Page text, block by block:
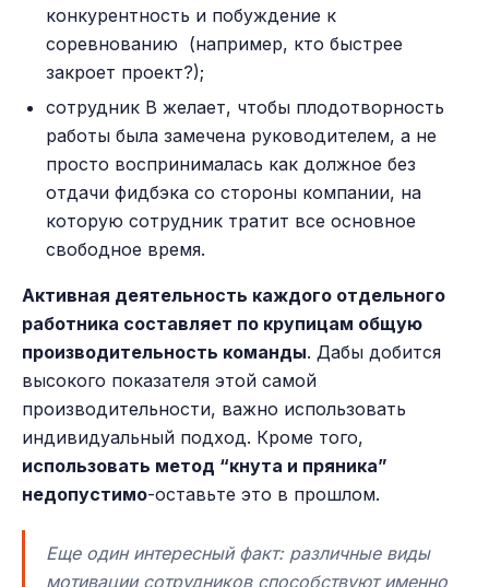
конкурентность и побуждение к
соревнованию (например, кто быстрее
закроет проект?);
сотрудник В желает, чтобы плодотворность
работы была замечена руководителем, а не
просто воспринималась как должное без
отдачи фидбэка со стороны компании, на
которую сотрудник тратит все основное
свободное время.
Активная деятельность каждого отдельного
работника составляет по крупицам общую
производительность команды. Дабы добится
высокого показателя этой самой
производительности, важно использовать
индивидуальный подход. Кроме того,
использовать метод “кнута и пряника”
недопустимо-оставьте это в прошлом.
Еще один интересный факт: различные виды
мотивации сотрудников способствуют именно